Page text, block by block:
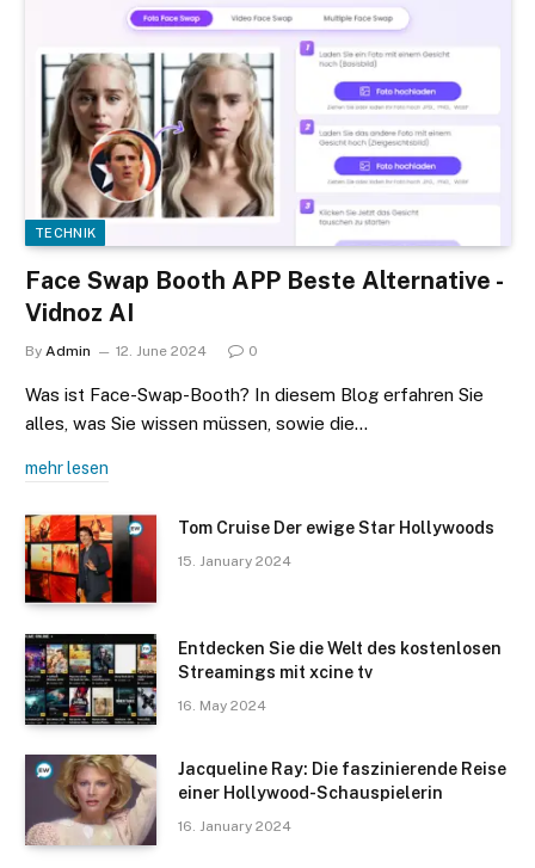
TECHNIK
Face Swap Booth APP Beste Alternative -
Vidnoz AI
By Admin 12. June 2024 0
Was ist Face-Swap-Booth? In diesem Blog erfahren Sie
alles, was Sie wissen müssen, sowie die…
mehr lesen
Tom Cruise Der ewige Star Hollywoods
15. January 2024
Entdecken Sie die Welt des kostenlosen
Streamings mit xcine tv
16. May 2024
Jacqueline Ray: Die faszinierende Reise
einer Hollywood-Schauspielerin
16. January 2024